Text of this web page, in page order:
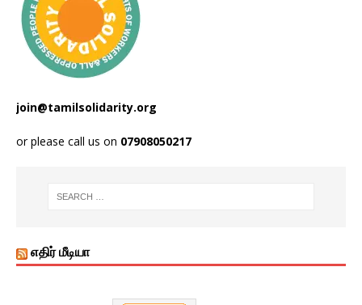
join@tamilsolidarity.org
or please call us on 07908050217
எதிர் மீடியா